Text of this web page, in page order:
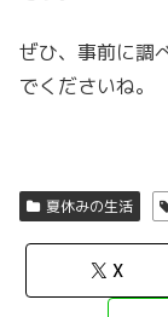
ぜひ、事前に調
でくださいね。
夏休みの生活
X